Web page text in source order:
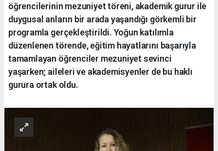
öğrencilerinin mezuniyet töreni, akademik gurur ile
duygusal anların bir arada yaşandığı görkemli bir
programla gerçekleştirildi. Yoğun katılımla
düzenlenen törende, eğitim hayatlarını başarıyla
tamamlayan öğrenciler mezuniyet sevinci
yaşarken; aileleri ve akademisyenler de bu haklı
gurura ortak oldu.